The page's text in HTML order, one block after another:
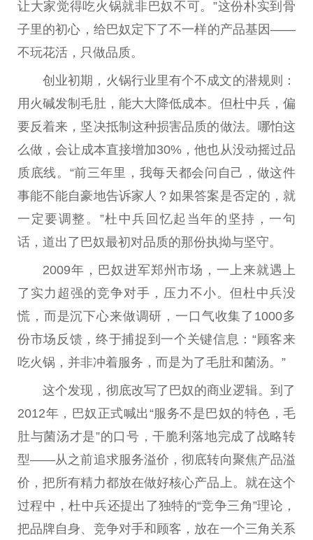
让大家觉得吃火锅就非巴奴不可。”这份朴实到骨
子里的初心 ，给巴奴定下了不一样的产品基因——
不玩花活，只做品质。
创业初期，火锅行业里有个不成文的潜规则：
用火碱发制毛肚，能大大降低成本。但杜中兵，偏
要反着来，坚决抵制这种损害品质的做法。哪怕这
么做，会让成本直接增加30%，他也从没动摇过品
质底线。“前三年里，我每天都会问自己，做这件
事能不能自豪地告诉家人？如果答案是否定的，就
一定要调整。”杜中兵回忆起当年的坚持，一句
话，道出了巴奴最初对品质的那份执拗与坚守。
2009年，巴奴进军郑州市场，一上来就遇上
了实力超强的竞争对手，压力不小。但杜中兵没
慌，而是沉下心来做调研，一口气收集了1000多
份市场反馈，终于捕捉到一个关键信息：“顾客来
吃火锅，并非冲着服务，而是为了毛肚和菌汤。”
这个发现，彻底改写了巴奴的商业逻辑。到了
2012年，巴奴正式喊出“服务不是巴奴的特色，毛
肚与菌汤才是”的口号，干脆利落地完成了战略转
型——从之前追求服务溢价，彻底转向聚焦产品溢
价，把所有精力都放在做好核心产品上。就在这个
过程中，杜中兵还提出 了独特的“竞争三角”理论，
把品牌自身、竞争对手和顾客，放在一个三角关系